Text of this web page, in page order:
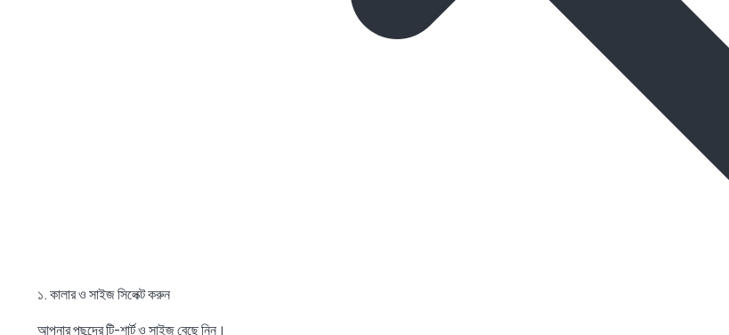
১. কালার ও সাইজ সিলেক্ট করুন
আপনার পছন্দের টি-শার্ট ও সাইজ বেছে নিন।